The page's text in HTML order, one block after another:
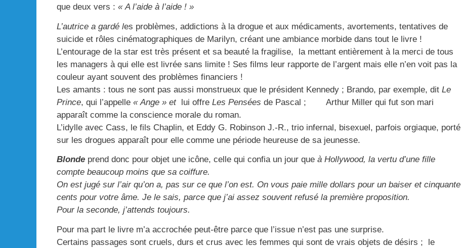
que deux vers : « A l’aide à l’aide ! »
L’autrice a gardé les problèmes, addictions à la drogue et aux médicaments, avortements, tentatives de
suicide et rôles cinématographiques de Marilyn, créant une ambiance morbide dans tout le livre !
L’entourage de la star est très présent et sa beauté la fragilise, la mettant entièrement à la merci de tous
les managers à qui elle est livrée sans limite ! Ses films leur rapporte de l’argent mais elle n’en voit pas la
couleur ayant souvent des problèmes financiers !
Les amants : tous ne sont pas aussi monstrueux que le président Kennedy ; Brando, par exemple, dit Le
Prince, qui l’appelle « Ange » et lui offre Les Pensées de Pascal ; Arthur Miller qui fut son mari
apparaît comme la conscience morale du roman.
L’idylle avec Cass, le fils Chaplin, et Eddy G. Robinson J.-R., trio infernal, bisexuel, parfois orgiaque, porté
sur les drogues apparaît pour elle comme une période heureuse de sa jeunesse.
Blonde prend donc pour objet une icône, celle qui confia un jour que à Hollywood, la vertu d’une fille
compte beaucoup moins que sa coiffure.
On est jugé sur l’air qu’on a, pas sur ce que l’on est. On vous paie mille dollars pour un baiser et cinquante
cents pour votre âme. Je le sais, parce que j’ai assez souvent refusé la première proposition.
Pour la seconde, j’attends toujours.
Pour ma part le livre m’a accrochée peut-être parce que l’issue n’est pas une surprise.
Certains passages sont cruels, durs et crus avec les femmes qui sont de vrais objets de désirs ; le